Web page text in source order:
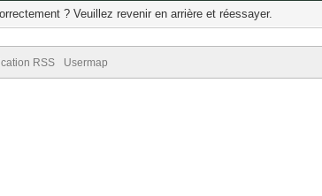
? Veuillez revenir en arrière et réessayer.
RSS Usermap